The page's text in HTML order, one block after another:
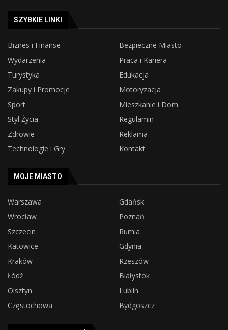
SZYBKIE LINKI
Biznes i Finanse
Bezpieczne Miasto
Wydarzenia
Praca i Kariera
Turystyka
Edukacja
Zakupy i Promocje
Motoryzacja
Sport
Mieszkanie i Dom
Styl Życia
Regulamin
Zdrowie
Reklama
Technologie i Gry
Kontakt
MOJE MIASTO
Warszawa
Gdańsk
Wrocław
Poznań
Szczecin
Rumia
Katowice
Gdynia
Kraków
Rzeszów
Łódź
Białystok
Olsztyn
Lublin
Częstochowa
Bydgoszcz